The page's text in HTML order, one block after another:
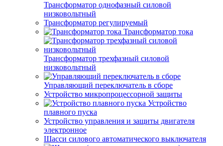
Трансформатор однофазный силовой
низковольтный
Трансформатор регулируемый
Трансформатор тока
Трансформатор трехфазный силовой
низковольтный
Управляющий переключатель в сборе
Устройство микропроцессорной защиты
Устройство
плавного пуска
Устройство управления и защиты двигателя
электронное
Шасси силового автоматического выключателя